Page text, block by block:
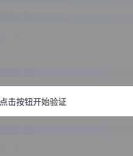
点击按钮开始验证